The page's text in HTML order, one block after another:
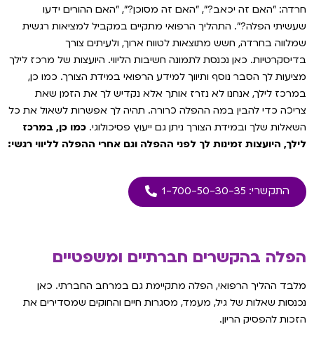
חרדה: ״האם זה יכאב?״, ״האם זה מסוכן?״, ״האם ההורים ידעו
שעשיתי הפלה?״. התהליך הרפואי מתקיים במקביל למציאות רגשית
שמלווה בחרדה, חשש מתוצאות לטווח ארוך, ולעיתים צורך
בדיסקרטיות. כאן נכנסת לתמונה חשיבות הליווי. היועצות של מרכז לילך
מציעות לך הסבר נוסף ותיווך למידע הרפואי במידת הצורך. כמו כן,
במרכז לילך, אנחנו לא נזרז אותך אלא נקדיש לך את הזמן שאת
צריכה כדי להבין במה ההפלה כרורה. תהיה לך אפשרות לשאול את כל
השאלות שלך ובמידת הצורך ניתן גם ייעוץ פסיכולוגי. כמו כן, במרכז
לילך, היועצות זמינות לך לפני ההפלה וגם אחרי ההפלה לליווי רגשי:
התקשרי: 1-700-50-30-35
הפלה בהקשרים חברתיים ומשפטיים
מלבד ההליך הרפואי, הפלה מתקיימת גם במרחב החברתי. כאן
נכנסות שאלות של גיל, מעמד, מסגרות חיים והחוקים שמסדירים את
הזכות להפסיק הריון.